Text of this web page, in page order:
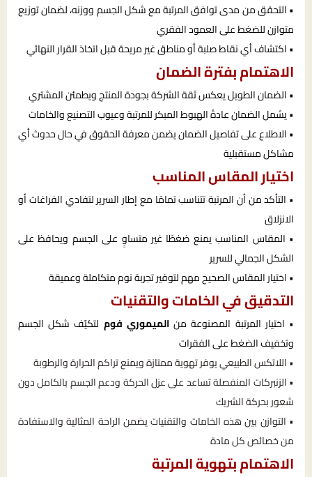
• التحقق من مدى توافق المرتبة مع شكل الجسم ووزنه، لضمان توزيع
متوازن للضغط على العمود الفقري
• اكتشاف أي نقاط صلبة أو مناطق غير مريحة قبل اتخاذ القرار النهائي
الاهتمام بفترة الضمان
• الضمان الطويل يعكس ثقة الشركة بجودة المنتج ويطمئن المشتري
• يشمل الضمان عادةً الهبوط المبكر للمرتبة وعيوب التصنيع والخامات
• الاطلاع على تفاصيل الضمان يضمن معرفة الحقوق في حال حدوث أي
مشاكل مستقبلية
اختيار المقاس المناسب
• التأكد من أن المرتبة تتناسب تمامًا مع إطار السرير لتفادي الفراغات أو
الانزلاق
• المقاس المناسب يمنع ضغطًا غير متساوٍ على الجسم ويحافظ على
الشكل الجمالي للسرير
• اختيار المقاس الصحيح مهم لتوفير تجربة نوم متكاملة وعميقة
التدقيق في الخامات والتقنيات
• اختيار المرتبة المصنوعة منالميموري فوم لتكيّف شكل الجسم
وتخفيف الضغط على الفقرات
• اللاتكس الطبيعي يوفر تهوية ممتازة ويمنع تراكم الحرارة والرطوبة
• الزنبركات المنفصلة تساعد على عزل الحركة ودعم الجسم بالكامل دون
شعور بحركة الشريك
• التوازن بين هذه الخامات والتقنيات يضمن الراحة المثالية والاستفادة
من خصائص كل مادة
الاهتمام بتهوية المرتبة